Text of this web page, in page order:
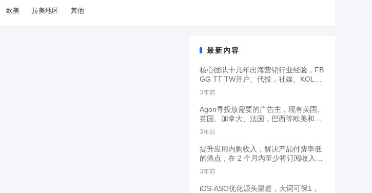
欧美 拉美地区 其他
最新内容
核心团队十几年出海营销行业经验，FB
GG TT TW开户、代投，社媒、KOL业
务
3年前
Agon寻投放需要的广告主，现有美国、
英国、加拿大、法国，巴西等欧美和拉
美地区流量
3年前
提升应用内购收入，解决产品付费率低
的痛点，在 2 个月内至少将订阅收入提
高 30%
3年前
iOS-ASO优化源头渠道，大词可保1，